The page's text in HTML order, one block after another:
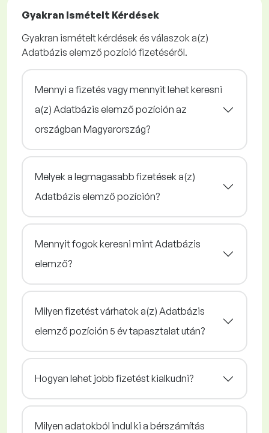
Gyakran Ismételt Kérdések
Gyakran ismételt kérdések és válaszok a(z)
Adatbázis elemző pozíció fizetéséről.
Mennyi a fizetés vagy mennyit lehet keresni
a(z) Adatbázis elemző pozíción az
országban Magyarország?
Melyek a legmagasabb fizetések a(z)
Adatbázis elemző pozíción?
Mennyit fogok keresni mint Adatbázis
elemző?
Milyen fizetést várhatok a(z) Adatbázis
elemző pozíción 5 év tapasztalat után?
Hogyan lehet jobb fizetést kialkudni?
Milyen adatokból indul ki a bérszámítás